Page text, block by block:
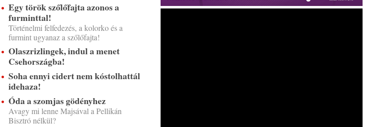
Egy török szőlőfajta azonos a
furminttal!
Történelmi felfedezés, a kolorko és a
furmint ugyanaz a szőlőfajta!
Olaszrizlingek, indul a menet
Csehországba!
Soha ennyi cidert nem kóstolhattál
idehaza!
Óda a szomjas gödényhez
Avagy mi lenne Majsával a Pellikán
Bisztró nélkül?